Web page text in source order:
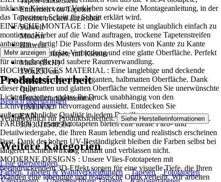
Entfernen von Tapeten
Restlos trocken abziehbar
Stilwelt
Modern
Hinweis
Vlies Fototapete mit Kleister
Maße (BxH)
350x250 cm
Format
Quer
Herstellerartikelnummer
15913VX7
EAN
5903011540594
inklusive Kleister zum Verkleben sowie eine Montageanleitung, in der
das Tapezieren Schritt für Schritt erklärt wird.
EINFACHE MONTAGE : Die Vliestapete ist unglaublich einfach zu
montieren: Kleber auf die Wand auftragen, trockene Tapetenstreifen
anbringen – fertig! Die Passform des Musters von Kante zu Kante
sorgt für eine perfekte Verbindung und eine glatte Oberfläche. Perfekt
für eine schnelle und saubere Raumverwandlung.
HOCHWERTIGES MATERIAL : Eine langlebige und deckende
Vlies-Fototapete mit einer eleganten, halbmatten Oberfläche. Dank
dieser halbmatten und glatten Oberfläche vermeiden Sie unerwünschte
Lichtreflexionen, sodass Ihr Druck unabhängig von den
Lichtverhältnissen hervorragend aussieht. Entdecken Sie
außergewöhnliche Qualität in jedem Detail!
FARBEN : Unsere Fototapeten bieten eine ideale Farb- und
Detailwiedergabe, die Ihren Raum lebendig und realistisch erscheinen
lässt. Dank der hohen UV-Beständigkeit bleiben die Farben selbst bei
längerer Lichteinwirkung brillant und verblassen nicht.
MODERNE DESIGNS : Unsere Vlies-Fototapeten mit
beeindruckendem 3D-Effekt sorgen für eine visuelle Tiefe, die Ihren
Wänden eine lebendige und realistische Optik verleiht. Wir arbeiten
Mehr anzeigen
Produktsicherheit
Bereich überspringen
Verantwortlich für Produktsicherheit: Siehe Herstellerinformationen .
Weitere Kategorien
Liste überspringen
Farben, Tapeten & Wandverkleidungen
Tapeten
Fototapeten